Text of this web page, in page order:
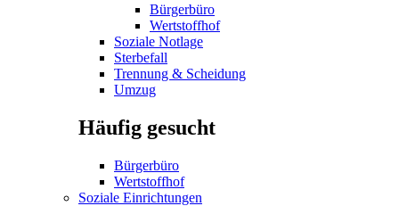
Bürgerbüro
Wertstoffhof
Soziale Notlage
Sterbefall
Trennung & Scheidung
Umzug
Häufig gesucht
Bürgerbüro
Wertstoffhof
Soziale Einrichtungen